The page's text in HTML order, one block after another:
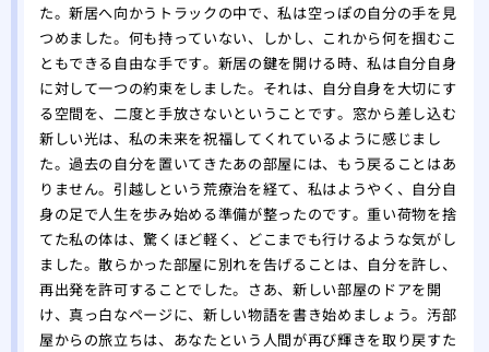
た。新居へ向かうトラックの中で、私は空っぽの自分の手を見
つめました。何も持っていない、しかし、これから何を掴むこ
ともできる自由な手です。新居の鍵を開ける時、私は自分自身
に対して一つの約束をしました。それは、自分自身を大切にす
る空間を、二度と手放さないということです。窓から差し込む
新しい光は、私の未来を祝福してくれているように感じまし
た。過去の自分を置いてきたあの部屋には、もう戻ることはあ
りません。引越しという荒療治を経て、私はようやく、自分自
身の足で人生を歩み始める準備が整ったのです。重い荷物を捨
てた私の体は、驚くほど軽く、どこまでも行けるような気がし
ました。散らかった部屋に別れを告げることは、自分を許し、
再出発を許可することでした。さあ、新しい部屋のドアを開
け、真っ白なページに、新しい物語を書き始めましょう。汚部
屋からの旅立ちは、あなたという人間が再び輝きを取り戻すた